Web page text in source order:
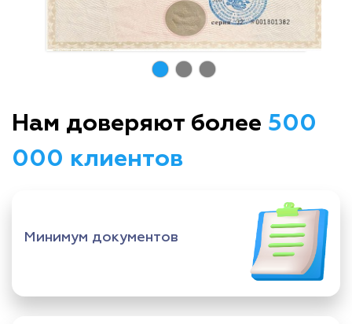
Нам доверяют более 500
000 клиентов
Минимум документов